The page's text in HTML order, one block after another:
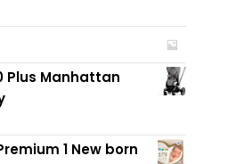
Plus Manhattan
1 New born